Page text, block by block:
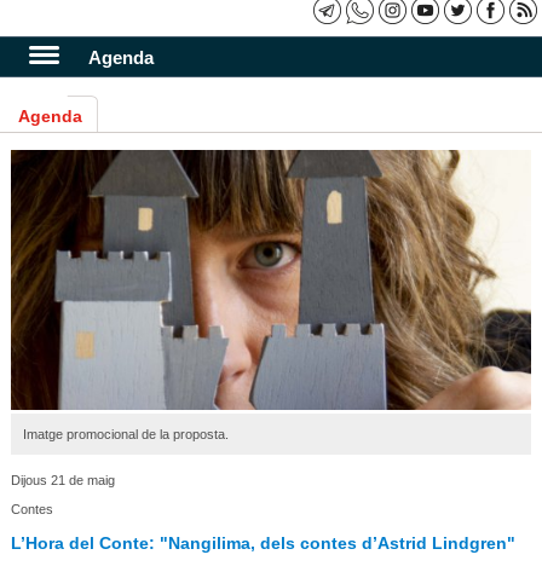
Agenda
Agenda
Imatge promocional de la proposta.
Dijous 21 de maig
Contes
L’Hora del Conte: "Nangilima, dels contes d’Astrid Lindgren"